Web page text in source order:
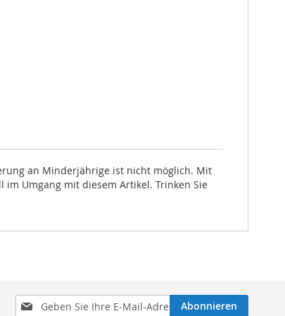
an Minderjährige ist nicht möglich. Mit
Umgang mit diesem Artikel. Trinken Sie
Melden
Abonnieren